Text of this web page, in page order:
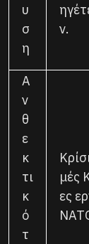
υ
σ
η
ν.
Α
ν
θ
ε
κ
τι
κ
ό
τ
μές
ες